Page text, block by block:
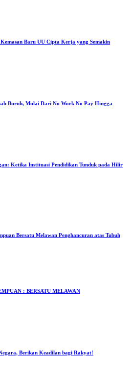
Baru UU Cipta Kerja yang Semakin
Buruh, Mulai Dari No Work No Pay Hingga
Ketika Instituasi Pendidikan Tunduk pada Hilir
Bersatu Melawan Penghancuran atas Tubuh
: BERSATU MELAWAN
Berikan Keadilan bagi Rakyat!